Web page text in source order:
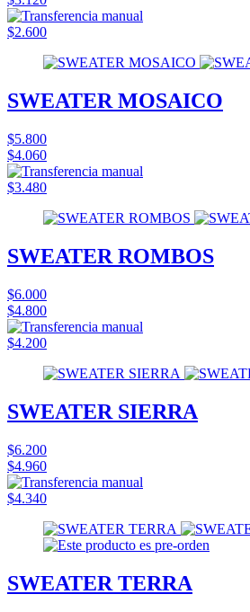
$2.600
SWEATER MOSAICO
$5.800
$4.060
$3.480
SWEATER ROMBOS
$6.000
$4.800
$4.200
SWEATER SIERRA
$6.200
$4.960
$4.340
SWEATER TERRA